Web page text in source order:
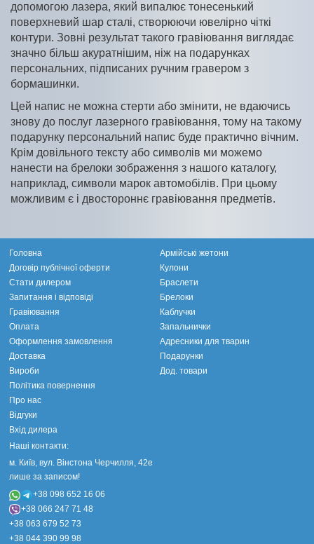
допомогою лазера, який випалює тонесенький
поверхневий шар сталі, створюючи ювелірно чіткі
контури. Зовні результат такого гравіювання виглядає
значно більш акуратнішим, ніж на подарунках
персональних, підписаних ручним гравером з
бормашинки.
Цей напис не можна стерти або змінити, не вдаючись
знову до послуг лазерного гравіювання, тому на такому
подарунку персональний напис буде практично вічним.
Крім довільного тексту або символів ми можемо
нанести на брелоки зображення з нашого каталогу,
наприклад, символи марок автомобілів. При цьому
можливим є і двостороннє гравіювання предметів.
Головна
Договір публічної оферти
Стати дилером
Запитання і відповіді
Гравіювання
Оплата
Оформлення замовлення
Доставка
Вироби
Політика повернення
Про нас
Відгуки
Вхід дилера
Армійські жетони
Кулони
Браслети
Брелоки
Каблучки
Запальнички
Адресники для тварин
Подарунки
Дод. товари
Наші контакти:
м. Київ, вул. Вінстона Черчилля, 42е
лише за записом!
+38 098 652 16 06
+38 066 247 71 48
+38 063 679 52 73
+38 044 390 99 98